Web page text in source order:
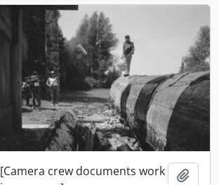
[Camera crew documents work